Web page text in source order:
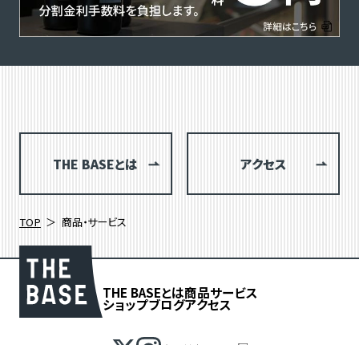
THE BASEとは アクセス
TOP 商品・サービス
THE BASEとは商品サービス
ショップブログアクセス